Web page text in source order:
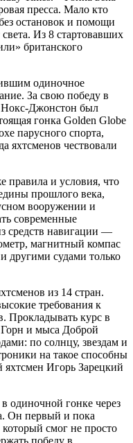
пресса. Мало кто
остановок и помощи
Из 8 стартовавших
британского
одиночное
За свою победу в
Нокс-Джонстон был
гонка Golden Globe
парусного спорта,
яхтсменов чествовали
правила и условия, что
прошлого века,
вооружении и
современные
средств навигации —
магнитный компас
другими судами только
из 14 стран.
требования к
Прокладывать курс в
и мыса Доброй
по солнцу, звездам и
на такое способны
яхтсмен Игорь Зарецкий
одиночной гонке через
Он первый и пока
смог не просто
победу в